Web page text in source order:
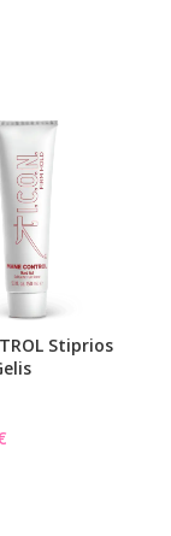
Stiprios